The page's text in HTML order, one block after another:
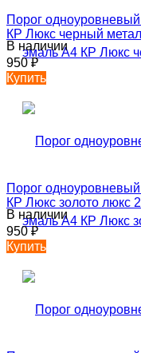
Порог
КР Люкс черный
В наличии
950₽
Купить
Порог
КР Люкс золото люкс
В наличии
950₽
Купить